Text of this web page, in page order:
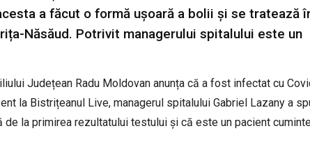
a făcut o formă ușoară a bolii și se tratează
Năsăud. Potrivit managerului spitalului este un
Județean Radu Moldovan anunța că a fost infectat cu
la Bistrițeanul Live, managerul spitalului Gabriel Lazany a
la primirea rezultatului testului și că este un pacient